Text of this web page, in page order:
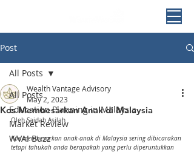
Post
All Posts
Education Planning in Malaysia
Market Review
WVA! Buzz
All Posts
Kos Membesarkan Anak di Malaysia
Wealth Vantage Advisory
May 2, 2023
Oleh Saidah Asilah
Kos membesarkan anak-anak di Malaysia sering dibicarakan
tetapi tahukah anda berapakah yang perlu diperuntukkan